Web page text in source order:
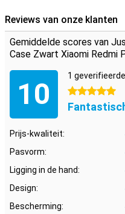
sluit gaat je Xiaomi Redmi Pad
dan ontwaakt hij weer!
veranderen, waardoor het
verschillende standen kan
Reviews van onze klanten
Gemiddelde scores van
Case Zwart Xiaomi Redmi
10
1
5 sterren
Prijs-kwaliteit:
Pasvorm:
Ligging in de hand:
Design:
Bescherming: